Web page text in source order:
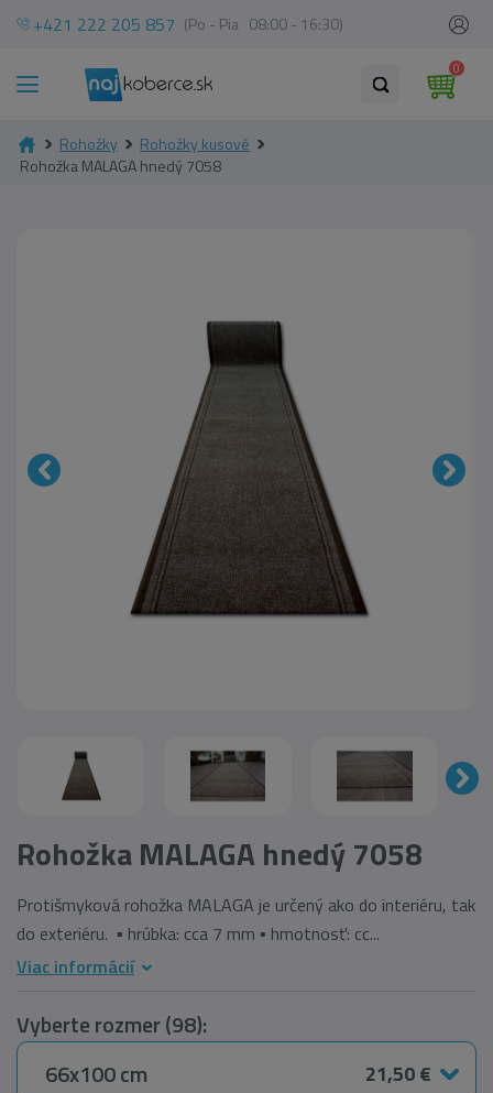
+421 222 205 857 (Po - Pia 08:00 - 16:30)
0
Rohožky
Rohožky kusové
Rohožka MALAGA hnedý 7058
Rohožka MALAGA hnedý 7058
Protišmyková rohožka MALAGA je určený ako do interiéru, tak
do exteriéru. ▪ hrúbka: cca 7 mm ▪ hmotnosť: cc...
Viac informácií
Vyberte rozmer (98):
66x100 cm
21,50 €